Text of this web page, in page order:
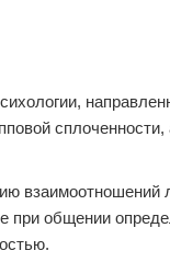
при общении